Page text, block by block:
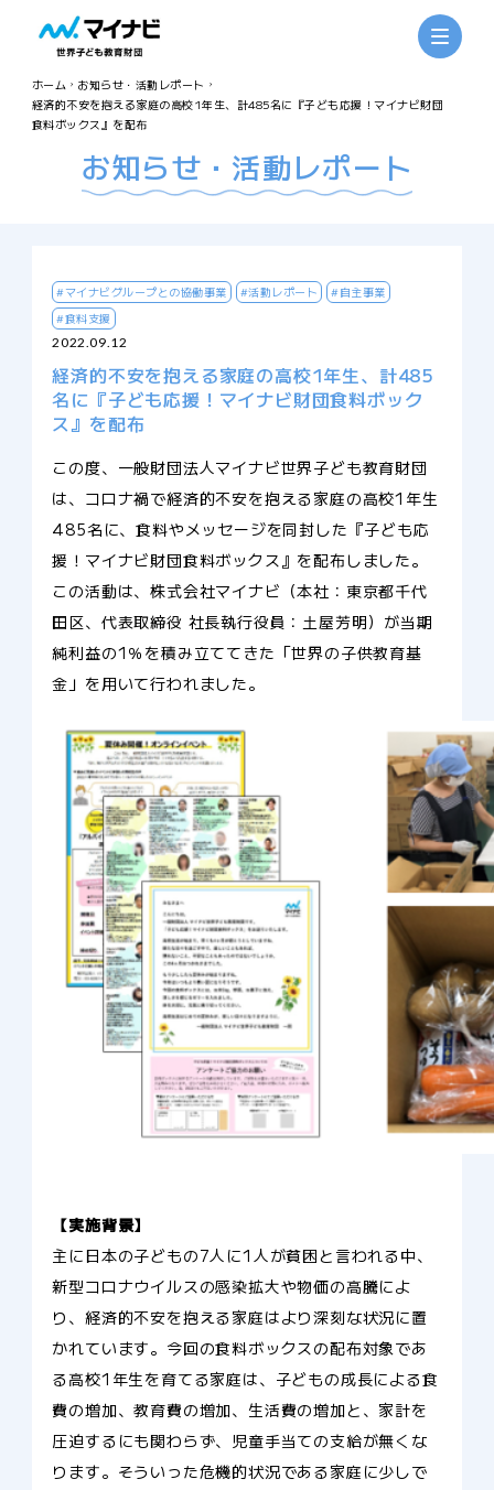
ホーム
お知らせ・活動レポート
経済的不安を抱える家庭の高校1年生、計485名に『子ども応援！マイナビ財団
食料ボックス』を配布
お知らせ・活動レポート
#マイナビグループとの協働事業 #活動レポート
#自主事業
#食料支援
2022.09.12
経済的不安を抱える家庭の高校1年生、計485
名に『子ども応援！マイナビ財団食料ボック
ス』を配布
この度、一般財団法人マイナビ世界子ども教育財団
は、コロナ禍で経済的不安を抱える家庭の高校1年生
485名に、食料やメッセージを同封した『子ども応
援！マイナビ財団食料ボックス』を配布しました。
この活動は、株式会社マイナビ（本社：東京都千代
田区、代表取締役 社長執行役員：土屋芳明）が当期
純利益の1％を積み立ててきた「世界の子供教育基
金」を用いて行われました。
【実施背景】
主に日本の子どもの7人に1人が貧困と言われる中、
新型コロナウイルスの感染拡大や物価の高騰によ
り、経済的不安を抱える家庭はより深刻な状況に置
かれています。今回の食料ボックスの配布対象であ
る高校1年生を育てる家庭は、子どもの成長による食
費の増加、教育費の増加、生活費の増加と、家計を
圧迫するにも関わらず、児童手当ての支給が無くな
ります。そういった危機的状況である家庭に少しで